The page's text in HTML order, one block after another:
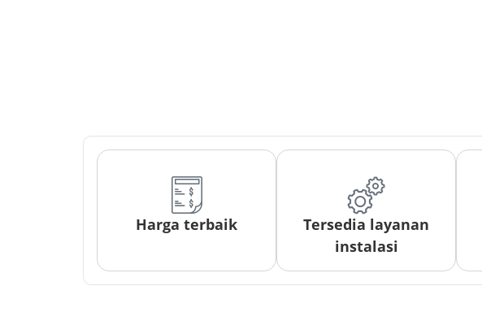
Harga terbaik
Tersedia layanan
instalasi